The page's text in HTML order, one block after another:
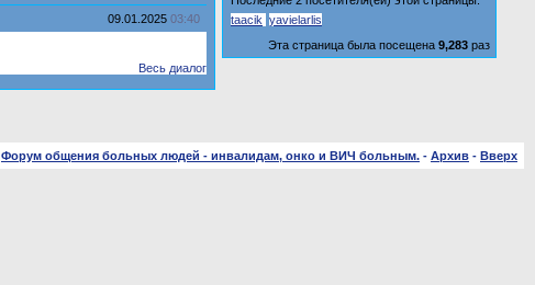
09.01.2025 03:40
Весь диалог
taacik yavielarlis
Эта страница была посещена 9,283 раз
Форум общения больных людей - инвалидам, онко и ВИЧ больным. - Архив - Вверх